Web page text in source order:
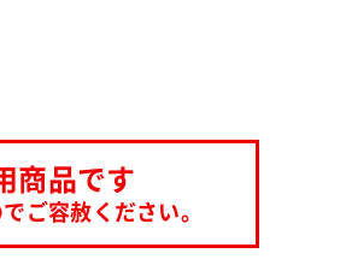
商品です
ご容赦ください。